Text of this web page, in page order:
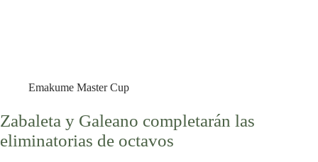
Emakume Master Cup
Zabaleta y Galeano completarán las
eliminatorias de octavos